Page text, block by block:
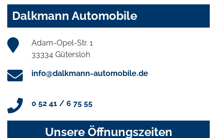
Dalkmann Automobile
Adam-Opel-Str. 1
33334 Gütersloh
info@dalkmann-automobile.de
0 52 41 / 6 75 55
Unsere Öffnungszeiten